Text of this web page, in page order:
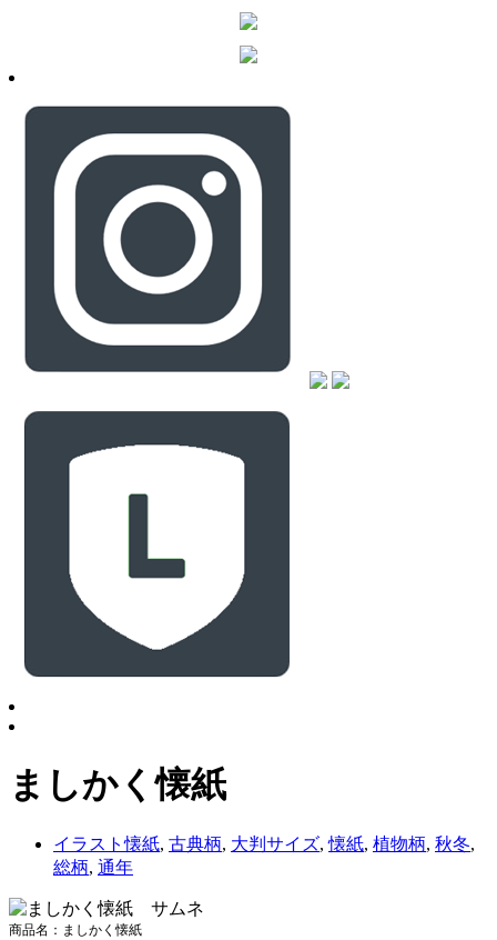
ましかく懐紙
イラスト懐紙, 古典柄, 大判サイズ,懐紙, 植物柄, 秋冬,
総柄, 通年
商品名：ましかく懐紙